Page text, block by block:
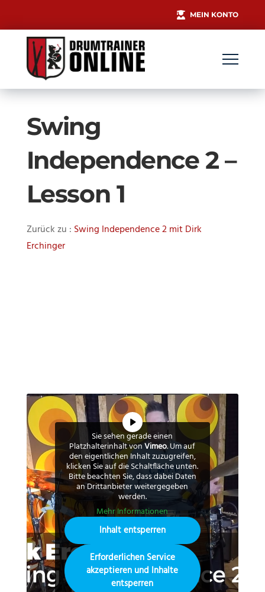
MEIN KONTO
Swing
Independence 2 –
Lesson 1
Zurück zu : Swing Independence 2 mit Dirk
Erchinger
Sie sehen gerade einen
Platzhalterinhalt vonVimeo. Um auf
den eigentlichen Inhalt zuzugreifen,
klicken Sie auf die Schaltfläche unten.
Bitte beachten Sie, dass dabei Daten
an Drittanbieter weitergegeben
werden.
Mehr Informationen
Inhalt entsperren
Erforderlichen Service
akzeptieren und Inhalte
entsperren